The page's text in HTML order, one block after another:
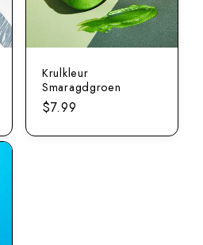
Krulkleur
Smaragdgroen
Normale
$7.99